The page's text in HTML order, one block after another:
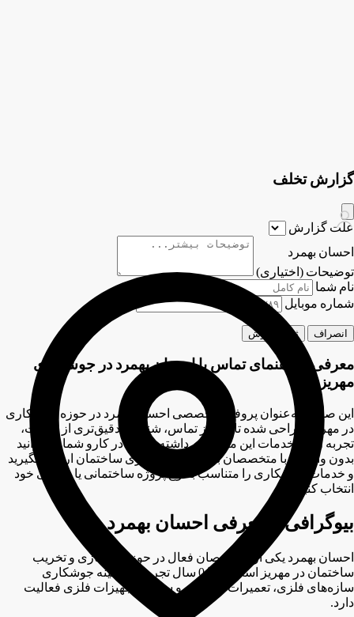
احسان بهمرد
گزارش تخلف
علت گزارش
توضیحات (اختیاری)
نام شما
شماره موبایل
انصراف ثبت گزارش
معرفی و راهنمای تماس با احسان بهمرد در جوشکاری
مهریز
این صفحه به‌عنوان پروفایل تخصصی احسان بهمرد در حوزه جوشکاری
در مهریز طراحی شده تا قبل از تماس، شناخت دقیق‌تری از مهارت،
تجربه و نوع خدمات این متخصص داشته باشید. در کارو شما می‌توانید
بدون واسطه با متخصصان بازسازی و نوسازی ساختمان ارتباط بگیرید
و خدمات جوشکاری را متناسب با نوع پروژه ساختمانی یا صنعتی خود
انتخاب کنید.
بیوگرافی و معرفی احسان بهمرد
احسان بهمرد یکی از متخصصان فعال در حوزه بازسازی و تخریب
ساختمان در مهریز است که با 0 سال تجربه در زمینه جوشکاری
سازه‌های فلزی، تعمیرات آهن‌آلات و ساخت تجهیزات فلزی فعالیت
دارد.